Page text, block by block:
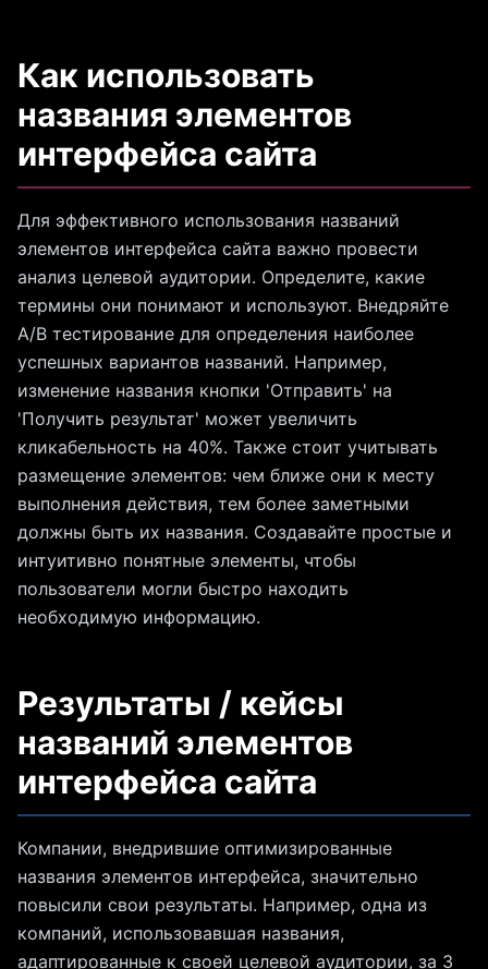
Как использовать
названия элементов
интерфейса сайта
Для эффективного использования названий
элементов интерфейса сайта важно провести
анализ целевой аудитории. Определите, какие
термины они понимают и используют. Внедряйте
A/B тестирование для определения наиболее
успешных вариантов названий. Например,
изменение названия кнопки 'Отправить' на
'Получить результат' может увеличить
кликабельность на 40%. Также стоит учитывать
размещение элементов: чем ближе они к месту
выполнения действия, тем более заметными
должны быть их названия. Создавайте простые и
интуитивно понятные элементы, чтобы
пользователи могли быстро находить
необходимую информацию.
Результаты / кейсы
названий элементов
интерфейса сайта
Компании, внедрившие оптимизированные
названия элементов интерфейса, значительно
повысили свои результаты. Например, одна из
компаний, использовавшая названия,
адаптированные к своей целевой аудитории, за 3